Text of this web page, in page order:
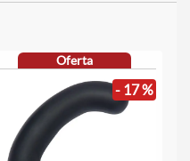
Oferta
- 17 %